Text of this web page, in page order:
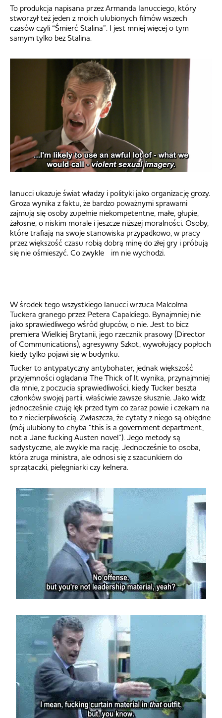
To produkcja napisana przez Armanda Ianucciego, który
stworzył też jeden z moich ulubionych filmów wszech
czasów czyli “Śmierć Stalina”. I jest mniej więcej o tym
samym tylko bez Stalina.
Ianucci ukazuje świat władzy i polityki jako organizację grozy.
Groza wynika z faktu, że bardzo poważnymi sprawami
zajmują się osoby zupełnie niekompetentne, małe, głupie,
żałosne, o niskim morale i jeszcze niższej moralności. Osoby,
które trafiają na swoje stanowiska przypadkowo, w pracy
przez większość czasu robią dobrą minę do złej gry i próbują
się nie ośmieszyć. Co zwykle im nie wychodzi.
W środek tego wszystkiego Ianucci wrzuca Malcolma
Tuckera granego przez Petera Capaldiego. Bynajmniej nie
jako sprawiedliwego wśród głupców, o nie. Jest to bicz
premiera Wielkiej Brytanii, jego rzecznik prasowy (Director
of Communications), agresywny Szkot, wywołujący popłoch
kiedy tylko pojawi się w budynku.
Tucker to antypatyczny antybohater, jednak większość
przyjemności oglądania The Thick of It wynika, przynajmniej
dla mnie, z poczucia sprawiedliwości, kiedy Tucker beszta
członków swojej partii, właściwie zawsze słusznie. Jako widz
jednocześnie czuję lęk przed tym co zaraz powie i czekam na
to z niecierpliwością. Zwłaszcza, że cytaty z niego są obłędne
(mój ulubiony to chyba “this is a government department,
not a Jane fucking Austen novel”). Jego metody są
sadystyczne, ale zwykle ma rację. Jednocześnie to osoba,
która zruga ministra, ale odnosi się z szacunkiem do
sprzątaczki, pielęgniarki czy kelnera.